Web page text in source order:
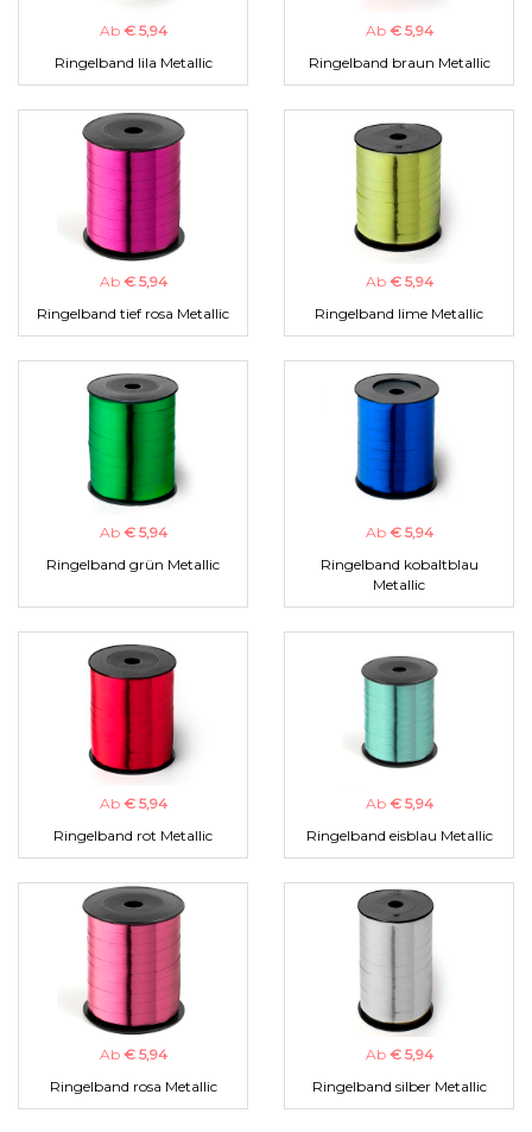
Ab € 5,94
Ringelband lila Metallic
Ab € 5,94
Ringelband braun Metallic
Ab € 5,94
Ringelband tief rosa Metallic
Ab € 5,94
Ringelband lime Metallic
Ab € 5,94
Ringelband grün Metallic
Ab € 5,94
Ringelband kobaltblau
Metallic
Ab € 5,94
Ringelband rot Metallic
Ab € 5,94
Ringelband eisblau Metallic
Ab € 5,94
Ringelband rosa Metallic
Ab € 5,94
Ringelband silber Metallic